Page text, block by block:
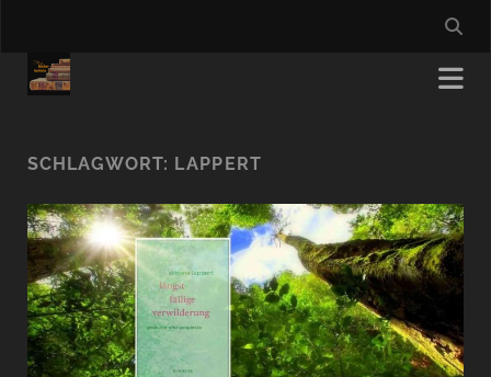
SCHLAGWORT: LAPPERT